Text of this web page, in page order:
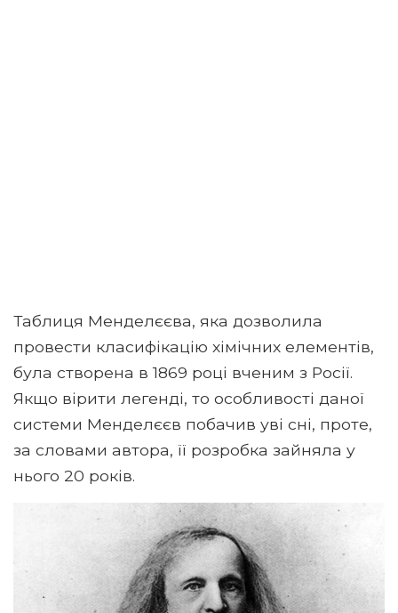
Таблиця Менделєєва, яка дозволила
провести класифікацію хімічних елементів,
була створена в 1869 році вченим з Росії.
Якщо вірити легенді, то особливості даної
системи Менделєєв побачив уві сні, проте,
за словами автора, її розробка зайняла у
нього 20 років.